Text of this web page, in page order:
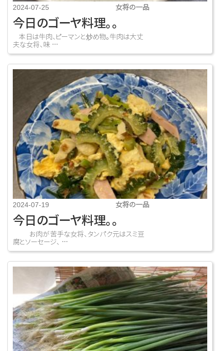
女将の一品
2024-07-25
今日のゴーヤ料理。。
本日は牛肉、ピーマンと炒め物。牛肉は大丈
夫な女将、味 …
女将の一品
2024-07-19
今日のゴーヤ料理。。
お肉が苦手な女将、タンパク元はスミ豆
腐とソーセージ、 …